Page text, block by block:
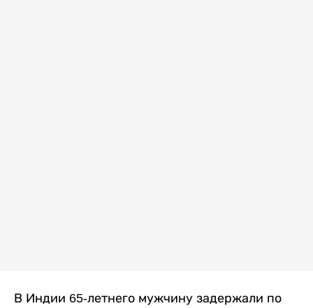
В Индии 65-летнего мужчину задержали по